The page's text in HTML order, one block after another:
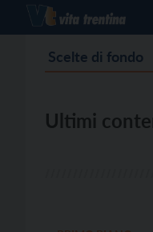
Scelte di fondo
Ultimi